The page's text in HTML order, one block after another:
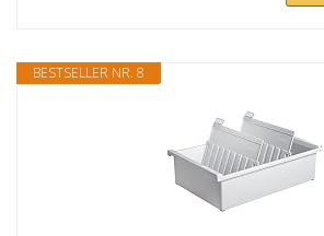
BESTSELLER NR. 8